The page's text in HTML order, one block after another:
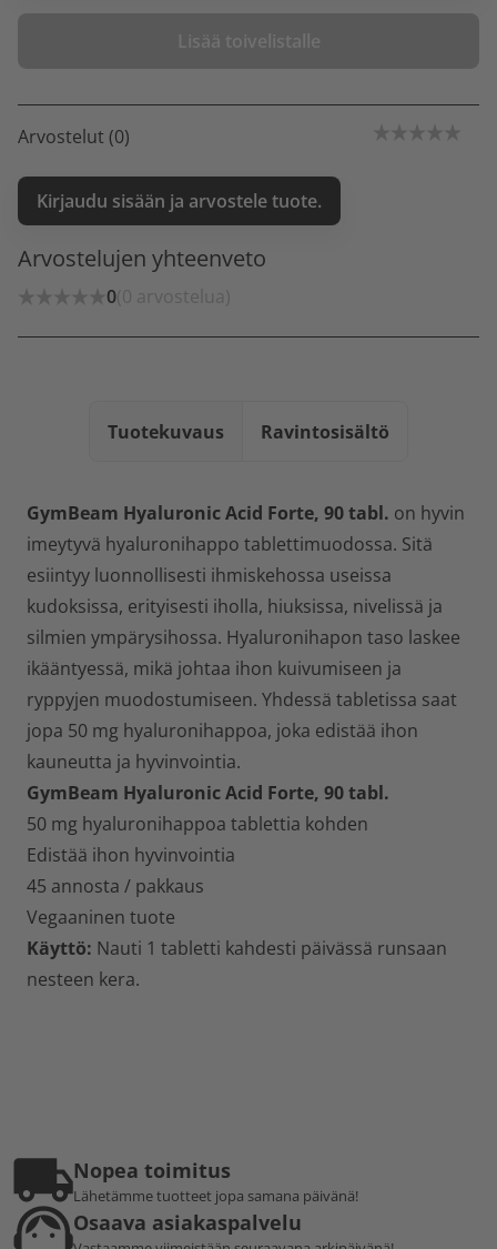
Lisää toivelistalle
Arvostelut (0)
Kirjaudu sisään ja arvostele tuote.
Arvostelujen yhteenveto
0(0 arvostelua)
Tuotekuvaus Ravintosisältö
GymBeam Hyaluronic Acid Forte, 90 tabl. on hyvin
imeytyvä hyaluronihappo tablettimuodossa. Sitä
esiintyy luonnollisesti ihmiskehossa useissa
kudoksissa, erityisesti iholla, hiuksissa, nivelissä ja
silmien ympärysihossa. Hyaluronihapon taso laskee
ikääntyessä, mikä johtaa ihon kuivumiseen ja
ryppyjen muodostumiseen. Yhdessä tabletissa saat
jopa 50 mg hyaluronihappoa, joka edistää ihon
kauneutta ja hyvinvointia.
GymBeam Hyaluronic Acid Forte, 90 tabl.
50 mg hyaluronihappoa tablettia kohden
Edistää ihon hyvinvointia
45 annosta / pakkaus
Vegaaninen tuote
Käyttö: Nauti 1 tabletti kahdesti päivässä runsaan
nesteen kera.
Nopea toimitus
Lähetämme tuotteet jopa samana päivänä!
Osaava asiakaspalvelu